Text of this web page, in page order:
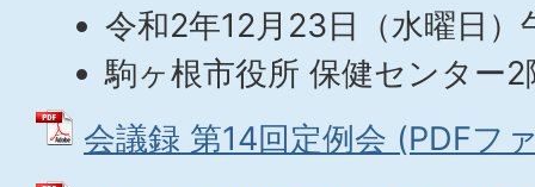
令和2年12月23日（水曜日）
駒ヶ根市役所 保健センター
会議録 第14回定例会 (PDFフ